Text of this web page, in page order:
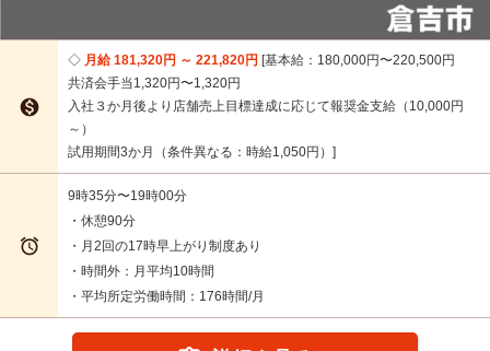

月給 181,320円 ～ 221,820円 基本給：180,000円〜220,500円
共済会手当1,320円〜1,320円
入社３か月後より店舗売上目標達成に応じて報奨金支給（10,000円
～）
試用期間3か月（条件異なる：時給1,050円）

9時35分〜19時00分
・休憩90分
・月2回の17時早上がり制度あり
・時間外：月平均10時間
・平均所定労働時間：176時間/月